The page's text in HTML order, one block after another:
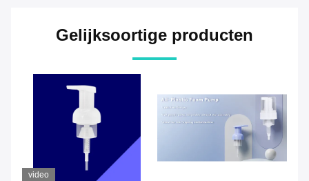
Gelijksoortige producten
video